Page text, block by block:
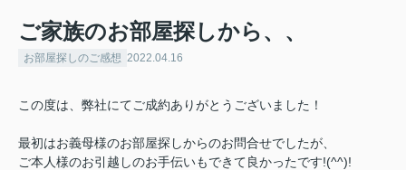
ご家族のお部屋探しから、、
お部屋探しのご感想 2022.04.16
この度は、弊社にてご成約ありがとうございました！
最初はお義母様のお部屋探しからのお問合せでしたが、
ご本人様のお引越しのお手伝いもできて良かったです!(^^)!